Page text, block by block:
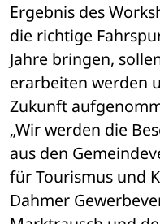
Ergebnis des
die richtige
Jahre bringen,
erarbeiten werden
Zukunft
„Wir werden die
aus den
für Tourismus und
Dahmer